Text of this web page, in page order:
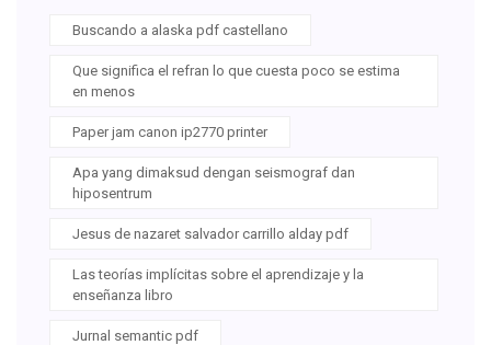
Buscando a alaska pdf castellano
Que significa el refran lo que cuesta poco se estima
en menos
Paper jam canon ip2770 printer
Apa yang dimaksud dengan seismograf dan
hiposentrum
Jesus de nazaret salvador carrillo alday pdf
Las teorías implícitas sobre el aprendizaje y la
enseñanza libro
Jurnal semantic pdf